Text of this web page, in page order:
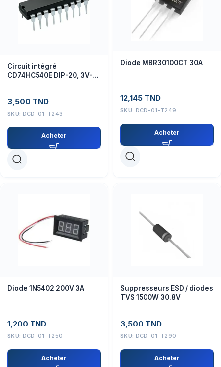
Circuit intégré
CD74HC540E DIP-20, 3V-
3,500 TND
SKU: DCD-01-T243
Acheter
Diode MBR30100CT 30A
12,145 TND
SKU: DCD-01-T249
Acheter
Diode 1N5402 200V 3A
1,200 TND
SKU: DCD-01-T250
Acheter
Suppresseurs ESD / diodes
TVS 1500W 30.8V
3,500 TND
SKU: DCD-01-T290
Acheter